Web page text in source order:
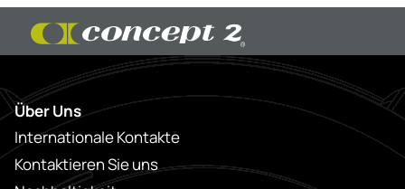
Über Uns
Internationale Kontakte
Kontaktieren Sie uns